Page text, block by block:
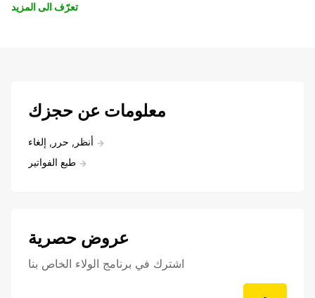
تعرّف الى المزيد
معلومات عن حجزك
أنظر, حرر, إلغاء
طبع الفواتير
عروض حصرية
اشترك في برنامج الولاء الخاص بنا